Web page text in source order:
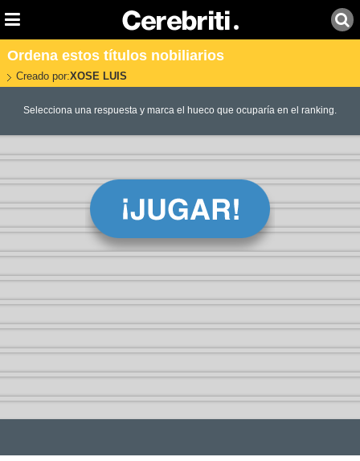
Ordena estos títulos nobiliarios
Creado por:XOSE LUIS
Selecciona una respuesta y marca el hueco que ocuparía en el ranking.